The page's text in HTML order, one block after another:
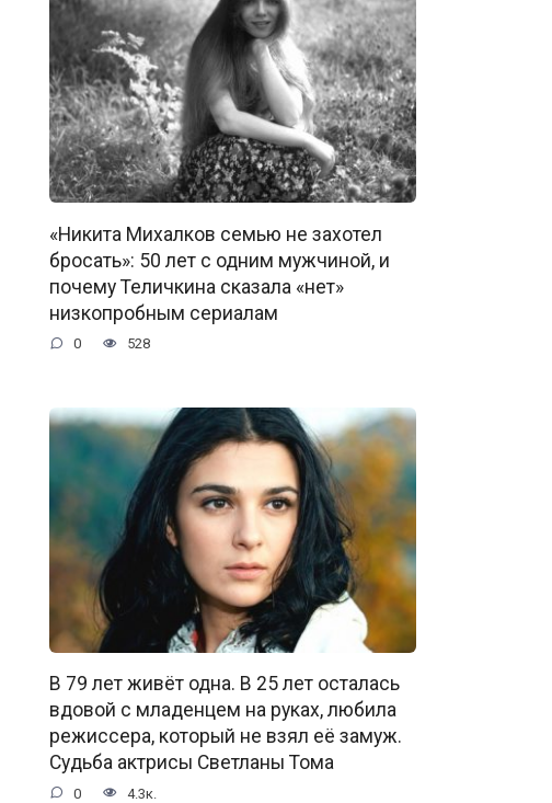
«Никита Михалков семью не захотел
бросать»: 50 лет с одним мужчиной, и
почему Теличкина сказала «нет»
низкопробным сериалам
0 528
В 79 лет живёт одна. В 25 лет осталась
вдовой с младенцем на руках, любила
режиссера, который не взял её замуж.
Судьба актрисы Светланы Тома
0 4.3к.